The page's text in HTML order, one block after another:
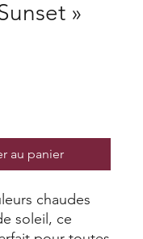
»
au panier
chaudes
soleil, ce